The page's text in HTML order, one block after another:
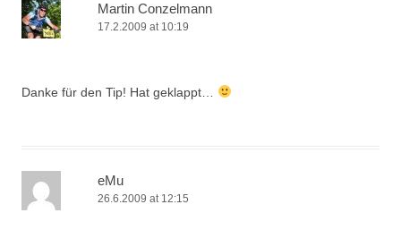
Martin Conzelmann
17.2.2009 at 10:19
Danke für den Tip! Hat geklappt…
eMu
26.6.2009 at 12:15